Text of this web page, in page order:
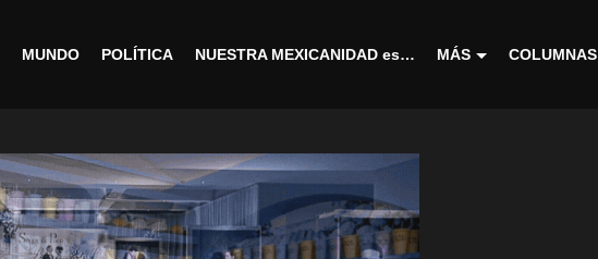
MUNDO POLÍTICA NUESTRA MEXICANIDAD es… MÁS COLUMNAS